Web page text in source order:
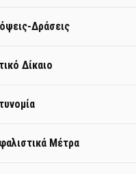
Δράσεις
Δίκαιο
Μέτρα